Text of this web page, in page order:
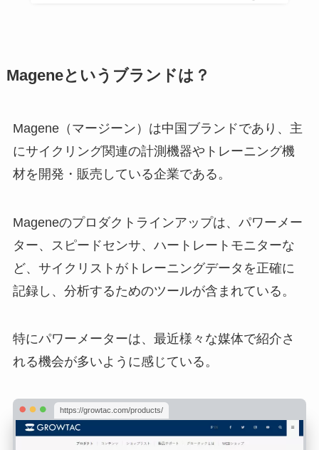
Mageneというブランドは？
Magene（マージーン）は中国ブランドであり、主
にサイクリング関連の計測機器やトレーニング機
材を開発・販売している企業である。
Mageneのプロダクトラインアップは、パワーメー
ター、スピードセンサ、ハートレートモニターな
ど、サイクリストがトレーニングデータを正確に
記録し、分析するためのツールが含まれている。
特にパワーメーターは、最近様々な媒体で紹介さ
れる機会が多いように感じている。
https://growtac.com/products/